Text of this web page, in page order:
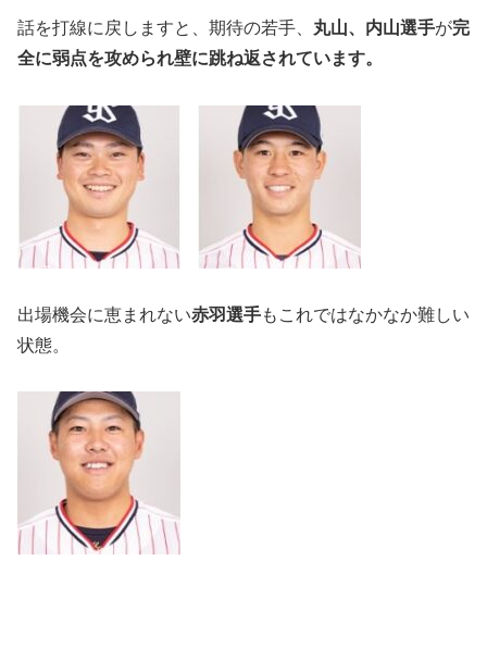
話を打線に戻しますと、期待の若手、 丸山、内山選手が完
全に弱点を攻められ壁に跳ね返されています。
出場機会に恵まれない赤羽選手もこれではなかなか難しい
状態。